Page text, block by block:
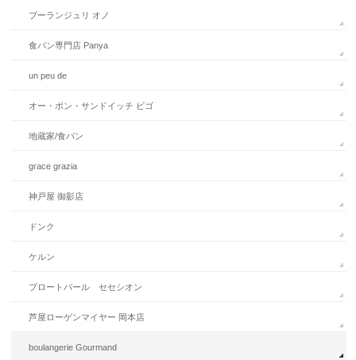
ブーランジュリ オノ
食パン専門店 Panya
un peu de
オー・ボン・サンドイッチ ビゴ
地蔵家/食パン
grace grazia
神戸屋 御影店
ドンク
ケルン
ブロートバール セセシオン
芦屋ローゲンマイヤー 岡本店
boulangerie Gourmand